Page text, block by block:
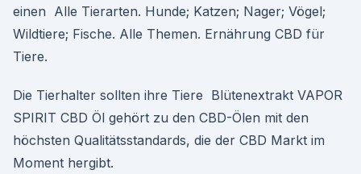
einen Alle Tierarten. Hunde; Katzen; Nager; Vögel;
Wildtiere; Fische. Alle Themen. Ernährung CBD für
Tiere.
Die Tierhalter sollten ihre Tiere Blütenextrakt VAPOR
SPIRIT CBD Öl gehört zu den CBD-Ölen mit den
höchsten Qualitätsstandards, die der CBD Markt im
Moment hergibt.